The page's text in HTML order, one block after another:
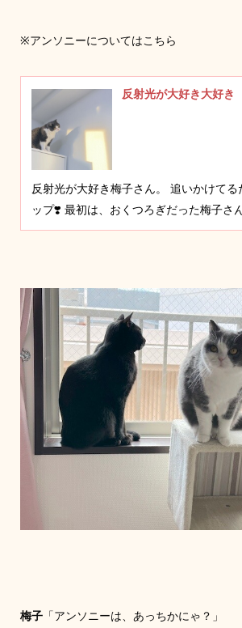
※アンソニーについてはこちら
反射光が大好き大好き
反射光が大好き梅子さん。 追いかけて
ップ❣️ 最初は、おくつろぎだった梅子さ
梅子「アンソニーは、あっちかにゃ？」